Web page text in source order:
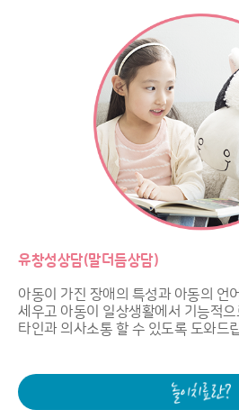
유창성상담(말더듬상담)
아동이 가진 장애의 특성과 아동의 언
세우고 아동이 일상생활에서 기능적
타인과 의사소통 할 수 있도록 도와드